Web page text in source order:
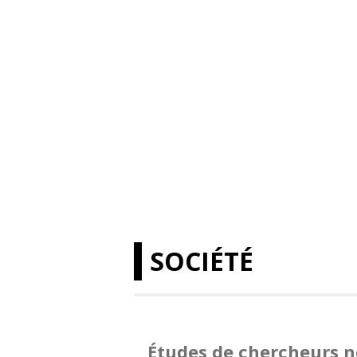
SOCIÉTÉ
Études de chercheurs